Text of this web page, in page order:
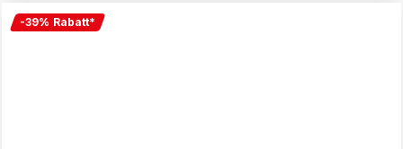
-39% Rabatt*